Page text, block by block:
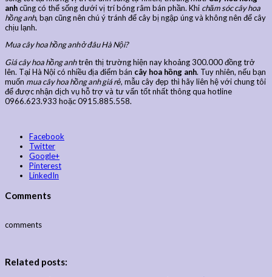
anhcũng có thể sống dưới vị trí bóng râm bán phần. Khi chăm sóc cây hoa
hồng anh, bạn cũng nên chú ý tránh để cây bị ngập úng và không nên để cây
chịu lạnh.
Mua cây hoa hồng anh ở đâu Hà Nội?
Giá cây hoa hồng anhtrên thị trường hiện nay khoảng 300.000 đồng trở
lên. Tại Hà Nội có nhiều địa điểm bán cây hoa hồng anh. Tuy nhiên, nếu bạn
muốn mua cây hoa hồng anh giá rẻ, mẫu cây đẹp thì hãy liên hệ với chung tôi
để được nhận dịch vụ hỗ trợ và tư vấn tốt nhất thông qua hotline
0966.623.933 hoặc 0915.885.558.
Facebook
Twitter
Google+
Pinterest
LinkedIn
Comments
comments
Related posts: